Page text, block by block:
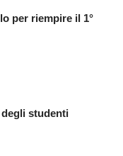
per riempire il 1°
degli studenti